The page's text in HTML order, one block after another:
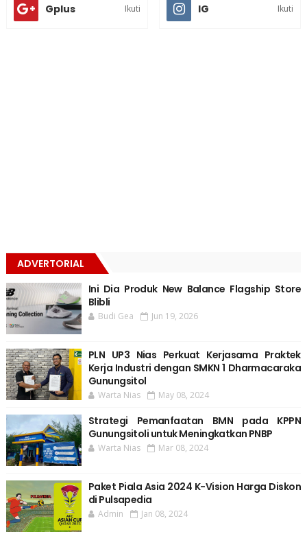
Gplus Ikuti IG Ikuti
ADVERTORIAL
Ini Dia Produk New Balance Flagship Store
Blibli
Budi Gea Jun 19, 2026
PLN UP3 Nias Perkuat Kerjasama Praktek
Kerja Industri dengan SMKN 1 Dharmacaraka
Gunungsitol
Warta Nias May 08, 2024
Strategi Pemanfaatan BMN pada KPPN
Gunungsitoli untuk Meningkatkan PNBP
Warta Nias Mar 08, 2024
Paket Piala Asia 2024 K-Vision Harga Diskon
di Pulsapedia
Admin Jan 08, 2024